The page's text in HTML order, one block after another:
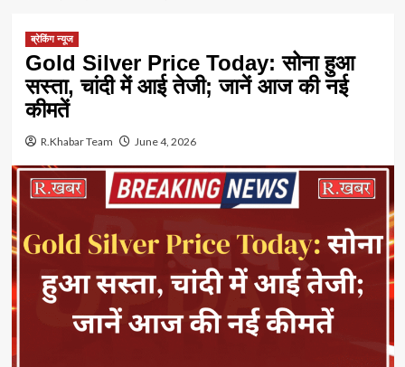
ब्रेकिंग न्यूज
Gold Silver Price Today: सोना हुआ
सस्ता, चांदी में आई तेजी; जानें आज की नई
कीमतें
R.Khabar Team June 4, 2026